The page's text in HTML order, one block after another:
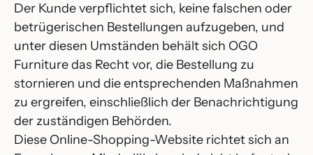
Der Kunde verpflichtet sich, keine falschen oder
betrügerischen Bestellungen aufzugeben, und
unter diesen Umständen behält sich OGO
Furniture das Recht vor, die Bestellung zu
stornieren und die entsprechenden Maßnahmen
zu ergreifen, einschließlich der Benachrichtigung
der zuständigen Behörden.
Diese Online-Shopping-Website richtet sich an